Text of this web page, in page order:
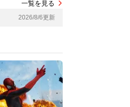
一覧を見る
2026/8/6更新